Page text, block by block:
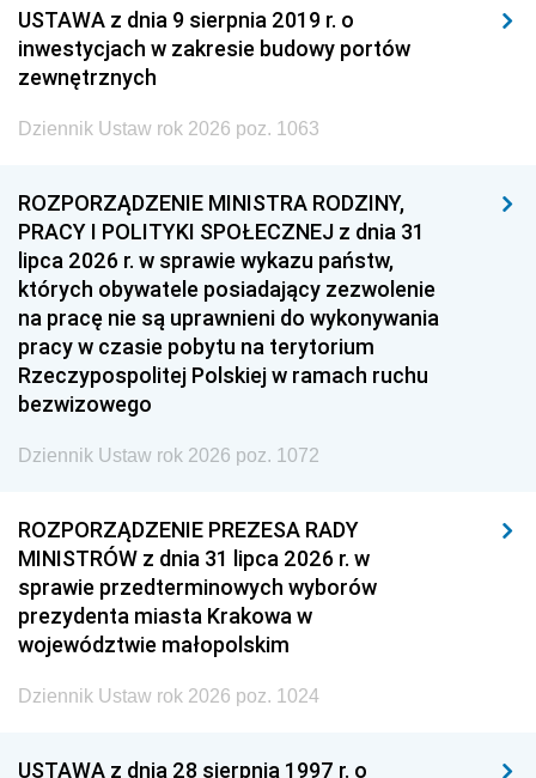
USTAWA z dnia 9 sierpnia 2019 r. o
inwestycjach w zakresie budowy portów
zewnętrznych
Dziennik Ustaw rok 2026 poz. 1063
ROZPORZĄDZENIE MINISTRA RODZINY,
PRACY I POLITYKI SPOŁECZNEJ z dnia 31
lipca 2026 r. w sprawie wykazu państw,
których obywatele posiadający zezwolenie
na pracę nie są uprawnieni do wykonywania
pracy w czasie pobytu na terytorium
Rzeczypospolitej Polskiej w ramach ruchu
bezwizowego
Dziennik Ustaw rok 2026 poz. 1072
ROZPORZĄDZENIE PREZESA RADY
MINISTRÓW z dnia 31 lipca 2026 r. w
sprawie przedterminowych wyborów
prezydenta miasta Krakowa w
województwie małopolskim
Dziennik Ustaw rok 2026 poz. 1024
USTAWA z dnia 28 sierpnia 1997 r. o